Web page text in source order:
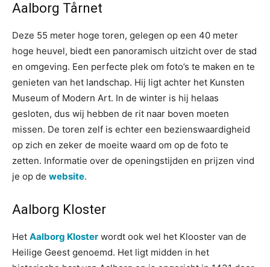
Aalborg Tårnet
Deze 55 meter hoge toren, gelegen op een 40 meter
hoge heuvel, biedt een panoramisch uitzicht over de stad
en omgeving. Een perfecte plek om foto’s te maken en te
genieten van het landschap. Hij ligt achter het Kunsten
Museum of Modern Art. In de winter is hij helaas
gesloten, dus wij hebben de rit naar boven moeten
missen. De toren zelf is echter een bezienswaardigheid
op zich en zeker de moeite waard om op de foto te
zetten. Informatie over de openingstijden en prijzen vind
je op de website.
Aalborg Kloster
Het Aalborg Kloster wordt ook wel het Klooster van de
Heilige Geest genoemd. Het ligt midden in het